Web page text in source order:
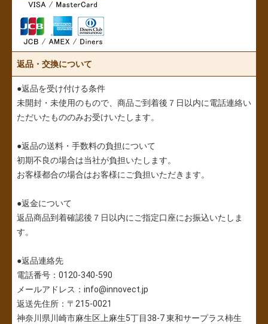
返品・交換について
●返品を受け付ける条件
未開封・未使用のもので、商品ご到着後７日以内に電話連絡い
ただいたもののみお受けいたします。
●返品の送料・手数料の負担について
初期不良の場合は当社が負担いたします。
お客様都合の場合はお客様にご負担いただきます。
●返金について
返品商品到着確認後７日以内にご指定口座にお振込いたしま
す。
●返品連絡先
電話番号：0120-340-590
メールアドレス：info@innovect.jp
返送先住所：〒215-0021
神奈川県川崎市麻生区上麻生5丁目38-7 東和サープラス柿生